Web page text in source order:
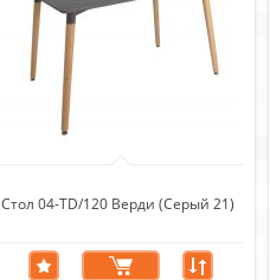
Стол 04-TD/120 Верди (Серый 21)